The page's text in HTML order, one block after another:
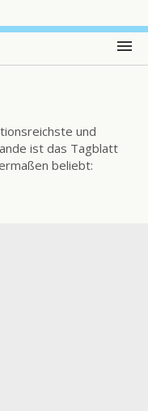
und
ist das Tagblatt
beliebt: